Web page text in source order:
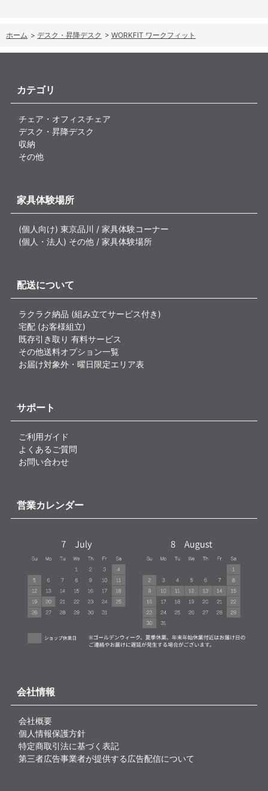
ホーム > デスク・昇降デスク > WORKFIT ワークフィット
カテゴリ
チェア・オフィスチェア
デスク・昇降デスク
収納
その他
家具体験場所
(個人向け) 東京品川 / 家具体験コーナー
(個人・法人) その他 / 家具体験場所
配送について
ラクラク納品 (組み立てサービス付き)
宅配 (お客様組立)
既存引き取り 有料サービス
その他送料オプション一覧
お届け対象外・曜日限定エリア表
サポート
ご利用ガイド
よくあるご質問
お問い合わせ
営業カレンダー
会社情報
会社概要
個人情報保護方針
特定商取引法に基づく表記
第三者広告事業者が提供する広告配信について